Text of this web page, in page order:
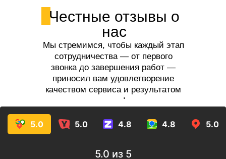
Честные отзывы о
нас
Мы стремимся, чтобы каждый этап
сотрудничества — от первого
звонка до завершения работ —
приносил вам удовлетворение
качеством сервиса и результатом
услуг!
5.0 5.0 4.8 4.8 5.0
5.0 из 5